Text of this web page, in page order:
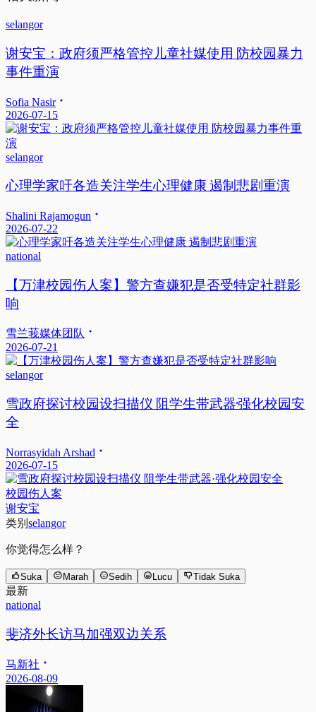
selangor
谢安宝：政府须严格管控儿童社媒使用 防校园暴力
事件重演
Sofia Nasir
2026-07-15
selangor
心理学家吁各造关注学生心理健康 遏制悲剧重演
Shalini Rajamogun
2026-07-22
national
【万津校园伤人案】警方查嫌犯是否受特定社群影
响
雪兰莪媒体团队
2026-07-21
selangor
雪政府探讨校园设扫描仪 阻学生带武器·强化校园安
全
Norrasyidah Arshad
2026-07-15
校园伤人案
谢安宝
类别 selangor
你觉得怎么样？
Suka Marah Sedih Lucu Tidak Suka
最新
national
斐济外长访马加强双边关系
马新社
2026-08-09